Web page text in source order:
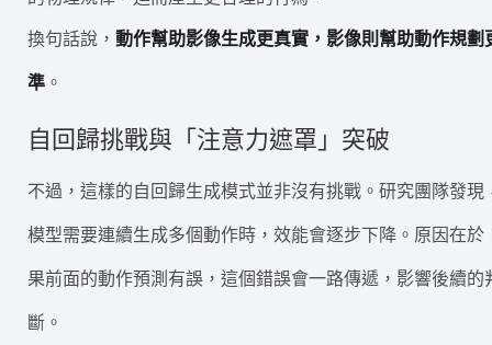
換句話說， 動作幫助影像生成更真實，影像則幫助動作規劃
準 。
自回歸挑戰與「注意力遮罩」突破
不過，這樣的自回歸生成模式並非沒有挑戰。研究團隊發現
模型需要連續生成多個動作時，效能會逐步下降。原因在於
果前面的動作預測有誤，這個錯誤會一路傳遞，影響後續的
斷。